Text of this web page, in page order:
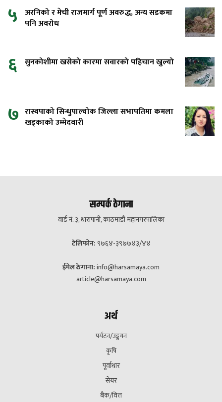
५ अरनिको र मेची राजमार्ग पूर्ण अवरुद्ध, अन्य सडकमा
पनि अवरोध
६ सुनकोशीमा खसेको कारमा सवारको पहिचान खुल्यो
७ रास्वपाको सिन्धुपाल्चोक जिल्ला सभापतिमा कमला
खड्काको उम्मेदवारी
सम्पर्क ठेगाना
वार्ड नं. ३, धारापानी, काठमाडौं महानगरपालिका
टेलिफोन: ९७६४-३९७७४३/४४
ईमेल ठेगाना:info@harsamaya.com
article@harsamaya.com
अर्थ
पर्यटन/उड्डयन
कृषि
पूर्वाधार
सेयर
बैक/वित्त